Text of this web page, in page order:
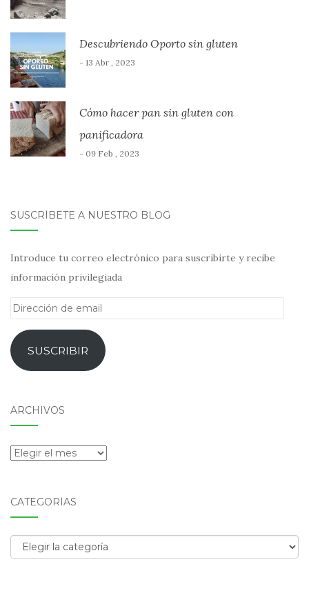
Descubriendo Oporto sin gluten
- 13 Abr , 2023
Cómo hacer pan sin gluten con
panificadora
- 09 Feb , 2023
SUSCRÍBETE A NUESTRO BLOG
Introduce tu correo electrónico para suscribirte y recibe
información privilegiada
Dirección
emailSUSCRIBIR
ARCHIVOS
Archivos
CATEGORÍAS
Categorías